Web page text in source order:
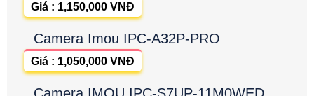
Giá : 1,150,000 VNĐ
Camera Imou IPC-A32P-PRO
Giá : 1,050,000 VNĐ